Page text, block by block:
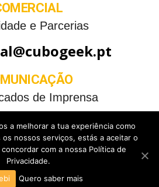
e Parcerias
de Imprensa
TERMOS E CONDIÇÕES
reservados. Cubo Geek é uma marca
a melhorar a tua experiência como
nossos serviços, estás a aceitar o
com a nossa Política de
Privacidade.
Quero saber mais